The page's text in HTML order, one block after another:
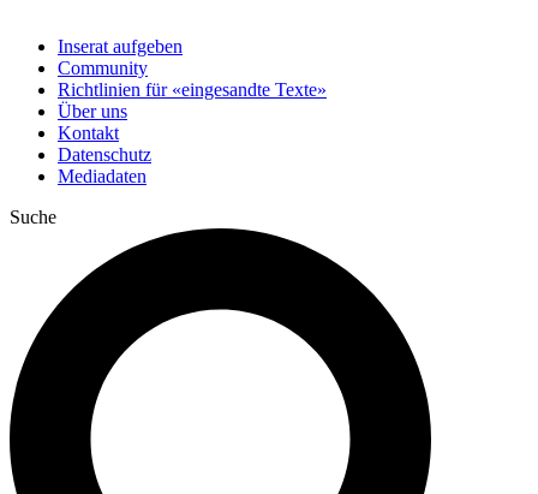
Inserat aufgeben
Community
Richtlinien für «eingesandte Texte»
Über uns
Kontakt
Datenschutz
Mediadaten
Suche